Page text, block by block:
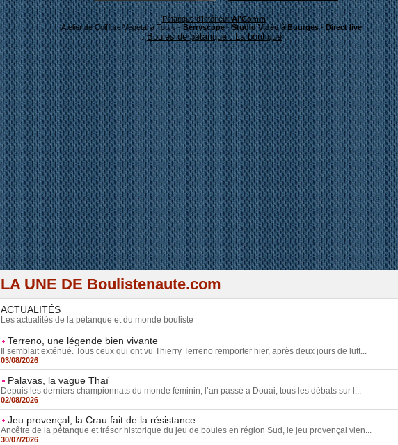
-Pétanque d'IntérieurAl'Comm
Atelier de Coiffure Végétal à Tours-Berryscope-Studio Vidéo à Bourges-Direct live
::Boules de pétanque : La boutique
LA UNE DE Boulistenaute.com
ACTUALITÉS
Les actualités de la pétanque et du monde bouliste
Terreno, une légende bien vivante
Il semblait exténué. Tous ceux qui ont vu Thierry Terreno remporter hier, après deux jours de lutt...
03/08/2026
Palavas, la vague Thaï
Depuis les derniers championnats du monde féminin, l’an passé à Douai, tous les débats sur l...
02/08/2026
Jeu provençal, la Crau fait de la résistance
Ancêtre de la pétanque et trésor historique du jeu de boules en région Sud, le jeu provençal vien...
30/07/2026